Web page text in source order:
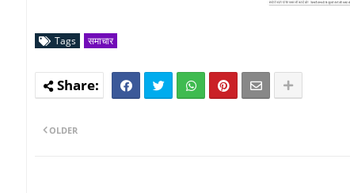
Tags समाचार
OLDER